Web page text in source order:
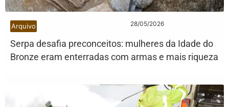
Arquivo 28/05/2026
Serpa desafia preconceitos: mulheres da Idade do
Bronze eram enterradas com armas e mais riqueza